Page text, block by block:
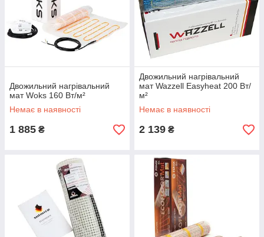
Двожильний нагрівальний
мат Woks 160 Вт/м²
Немає в наявності
1 885 ₴
Двожильний нагрівальний
мат Wazzell Easyheat 200 Вт/
м²
Немає в наявності
2 139 ₴